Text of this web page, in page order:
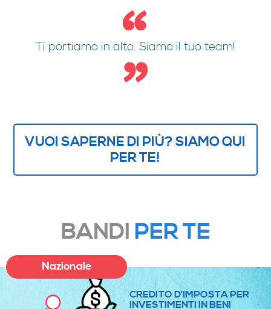
Ti portiamo in alto. Siamo il tuo team!
VUOI SAPERNE DI PIÙ? SIAMO QUI
PER TE!
BANDI PER TE
Nazionale
CREDITO D’IMPOSTA PER
INVESTIMENTI IN BENI